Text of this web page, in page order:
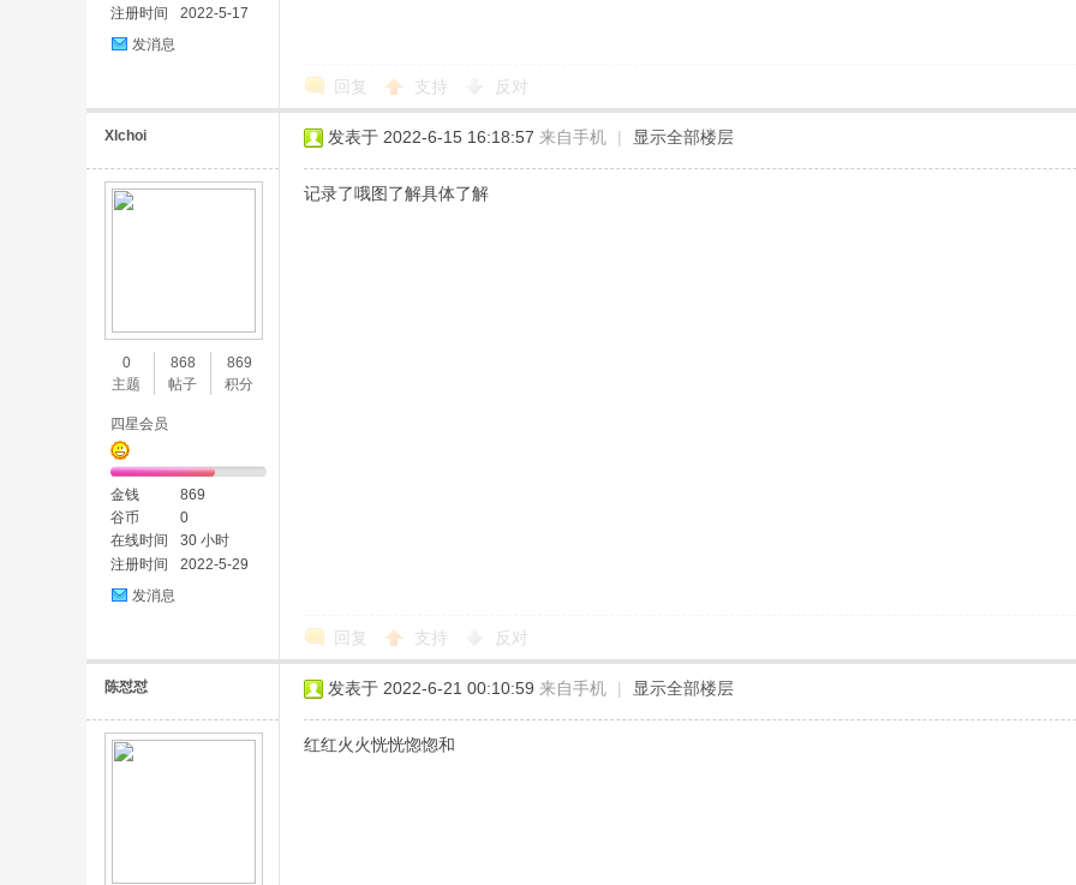
注册时间
2022-5-17
发消息
回复 支持 反对
Xlchoi
0
主题
868
帖子
869
积分
四星会员
金钱
869
谷币
0
在线时间
30 小时
注册时间
2022-5-29
发消息
发表于 2022-6-15 16:18:57 来自手机 | 显示全部楼层
记录了哦图了解具体了解
回复 支持 反对
陈怼怼 发表于 2022-6-21 00:10:59 来自手机 | 显示全部楼层
红红火火恍恍惚惚和